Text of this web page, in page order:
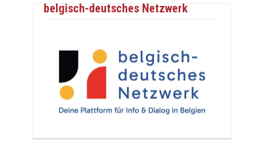
belgisch-deutsches Netzwerk